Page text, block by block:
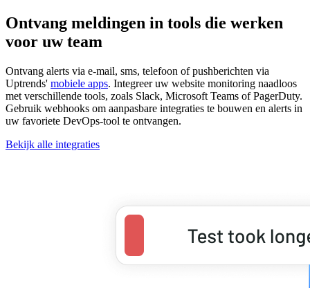
Ontvang meldingen in tools die werken
voor uw team
Ontvang alerts via e-mail, sms, telefoon of pushberichten via
Uptrends' mobiele apps. Integreer uw website monitoring naadloos
met verschillende tools, zoals Slack, Microsoft Teams of PagerDuty.
Gebruik webhooks om aanpasbare integraties te bouwen en alerts in
uw favoriete DevOps-tool te ontvangen.
Bekijk alle integraties